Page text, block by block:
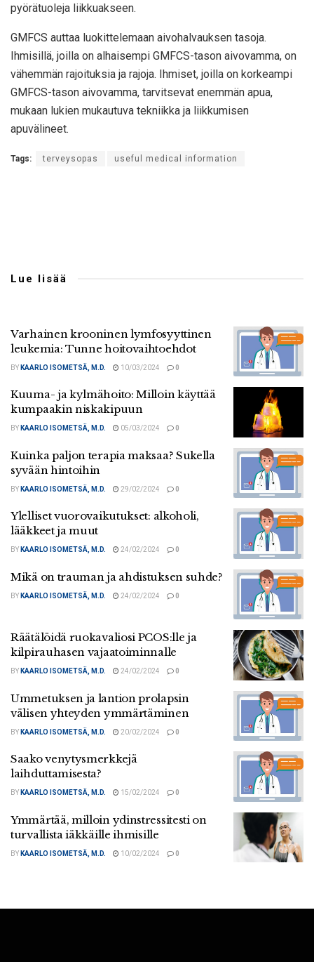
pyörätuoleja liikkuakseen.
GMFCS auttaa luokittelemaan aivohalvauksen tasoja.
Ihmisillä, joilla on alhaisempi GMFCS-tason aivovamma, on
vähemmän rajoituksia ja rajoja. Ihmiset, joilla on korkeampi
GMFCS-tason aivovamma, tarvitsevat enemmän apua,
mukaan lukien mukautuva tekniikka ja liikkumisen
apuvälineet.
Tags: terveysopas useful medical information
Lue lisää
Varhainen krooninen lymfosyyttinen
leukemia: Tunne hoitovaihtoehdot
BY KAARLO ISOMETSÄ, M.D. 10/03/2024 0
Kuuma- ja kylmähoito: Milloin käyttää
kumpaakin niskakipuun
BY KAARLO ISOMETSÄ, M.D. 05/03/2024 0
Kuinka paljon terapia maksaa? Sukella
syvään hintoihin
BY KAARLO ISOMETSÄ, M.D. 29/02/2024 0
Ylelliset vuorovaikutukset: alkoholi,
lääkkeet ja muut
BY KAARLO ISOMETSÄ, M.D. 24/02/2024 0
Mikä on trauman ja ahdistuksen suhde?
BY KAARLO ISOMETSÄ, M.D. 24/02/2024 0
Räätälöidä ruokavaliosi PCOS:lle ja
kilpirauhasen vajaatoiminnalle
BY KAARLO ISOMETSÄ, M.D. 24/02/2024 0
Ummetuksen ja lantion prolapsin
välisen yhteyden ymmärtäminen
BY KAARLO ISOMETSÄ, M.D. 20/02/2024 0
Saako venytysmerkkejä
laihduttamisesta?
BY KAARLO ISOMETSÄ, M.D. 15/02/2024 0
Ymmärtää, milloin ydinstressitesti on
turvallista iäkkäille ihmisille
BY KAARLO ISOMETSÄ, M.D. 10/02/2024 0